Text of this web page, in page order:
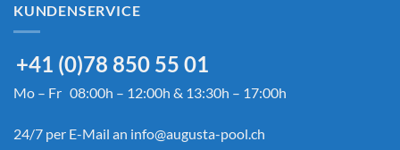
KUNDENSERVICE
+41 (0)78 850 55 01
Mo – Fr 08:00h – 12:00h & 13:30h – 17:00h
24/7 per E-Mail an info@augusta-pool.ch